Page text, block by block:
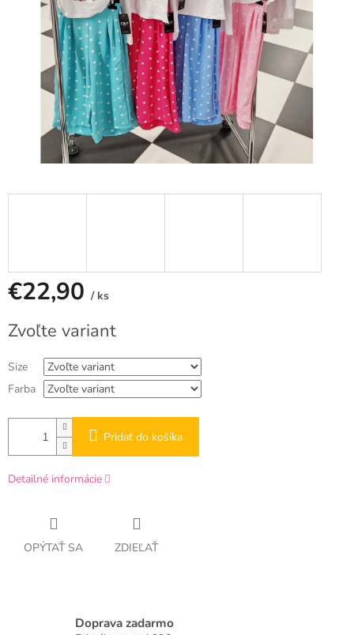
€22,90 / ks
cena:
Zvoľte variant
Size
Farba
Pridať do košíka
Detailné informácie
OPÝTAŤ SA ZDIEĽAŤ
Doprava zadarmo